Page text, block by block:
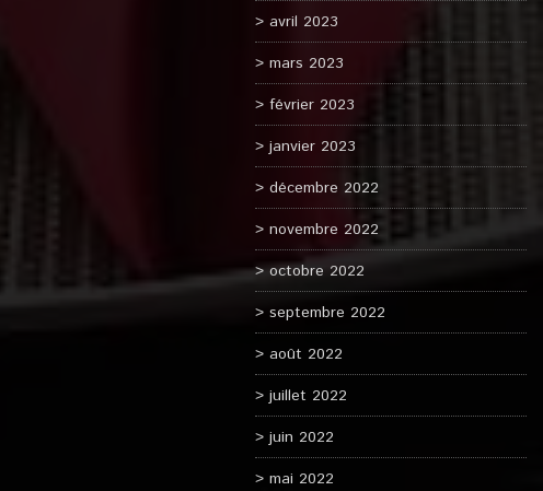
avril 2023
mars 2023
février 2023
janvier 2023
décembre 2022
novembre 2022
octobre 2022
septembre 2022
août 2022
juillet 2022
juin 2022
mai 2022